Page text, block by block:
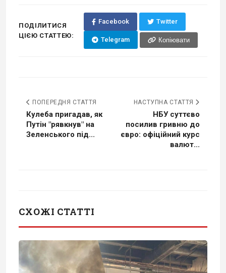
ПОДІЛИТИСЯ
ЦІЄЮ СТАТТЕЮ:
Facebook Twitter
Telegram Копіювати
ПОПЕРЕДНЯ СТАТТЯ
Кулеба пригадав, як
Путін "рявкнув" на
Зеленського під...
НАСТУПНА СТАТТЯ
НБУ суттєво
посилив гривню до
євро: офіційний курс
валют...
СХОЖІ СТАТТІ